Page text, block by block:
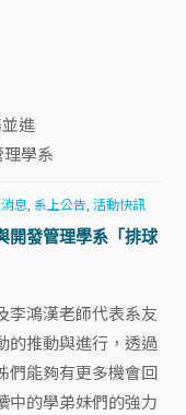
進
學系
息, 系上公告,活動快訊
開發管理學系「排球
李鴻漢老師代表系友
的推動與進行，透過
們能夠有更多機會回
中的學弟妹們的強力